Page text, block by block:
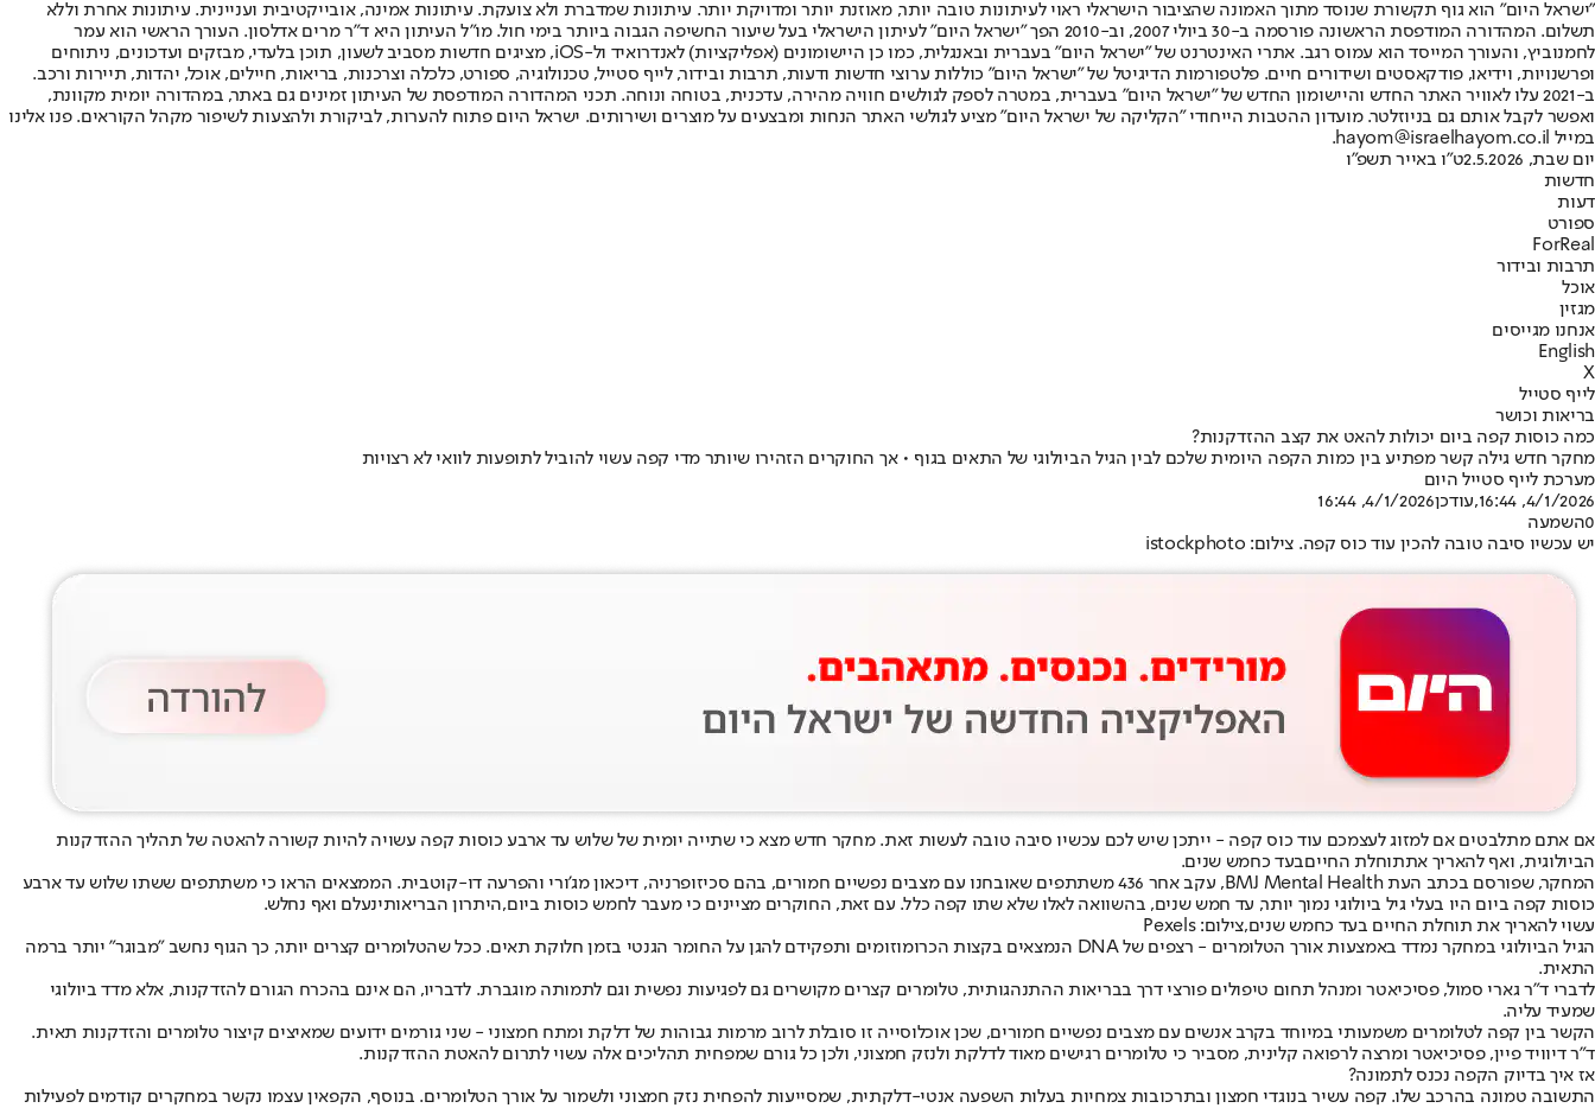
"ישראל היום" הוא גוף תקשורת שנוסד מתוך האמונה שהציבור הישראלי ראוי לעיתונות טובה יותר, מאוזנת יותר ומדויקת יותר. עיתונות שמדברת ולא צועקת. עיתונות אמינה, אובייקטיבית ועניינית. עיתונות אחרת וללא
תשלום. המהדורה המודפסת הראשונה פורסמה ב-30 ביולי 2007, וב-2010 הפך "ישראל היום" לעיתון הישראלי בעל שיעור החשיפה הגבוה ביותר בימי חול. מו"ל העיתון היא ד"ר מרים אדלסון. העורך הראשי הוא עמר
לחמנוביץ, והעורך המייסד הוא עמוס רגב. אתרי האינטרנט של "ישראל היום" בעברית ובאנגלית, כמו כן היישומונים (אפליקציות) לאנדרואיד ול-iOS, מציגים חדשות מסביב לשעון, תוכן בלעדי, מבזקים ועדכונים, ניתוחים
ופרשנויות, וידיאו, פודקאסטים ושידורים חיים. פלטפורמות הדיגיטל של "ישראל היום" כוללות ערוצי חדשות ודעות, תרבות ובידור, לייף סטייל, טכנולוגיה, ספורט, כלכלה וצרכנות, בריאות, חיילים, אוכל, יהדות, תיירות ורכב.
ב-2021 עלו לאוויר האתר החדש והיישומון החדש של "ישראל היום" בעברית, במטרה לספק לגולשים חוויה מהירה, עדכנית, בטוחה ונוחה. תכני המהדורה המודפסת של העיתון זמינים גם באתר, במהדורה יומית מקוונת,
ואפשר לקבל אותם גם בניוזלטר. מועדון ההטבות הייחודי "הקליקה של ישראל היום" מציע לגולשי האתר הנחות ומבצעים על מוצרים ושירותים. ישראל היום פתוח להערות, לביקורת ולהצעות לשיפור מקהל הקוראים. פנו אלינו
במייל hayom@israelhayom.co.il.
יום שבת, 2.5.2026
ט"ו באייר תשפ"ו
חדשות
דעות
ספורט
ForReal
תרבות ובידור
אוכל
מגזין
אנחנו מגייסים
English
X
לייף סטייל
בריאות וכושר
כמה כוסות קפה ביום יכולות להאט את קצב ההזדקנות?
מחקר חדש גילה קשר מפתיע בין כמות הקפה היומית שלכם לבין הגיל הביולוגי של התאים בגוף • אך החוקרים הזהירו שיותר מדי קפה עשוי להוביל לתופעות לוואי לא רצויות
מערכת לייף סטייל היום
4/1/2026, 16:44
,עודכן4/1/2026, 16:44
0השמעה
יש עכשיו סיבה טובה להכין עוד כוס קפה. צילום: istockphoto
אם אתם מתלבטים אם למזוג לעצמכם עוד כוס קפה - ייתכן שיש לכם עכשיו סיבה טובה לעשות זאת. מחקר חדש מצא כי שתייה יומית של שלוש עד ארבע כוסות קפה עשויה להיות קשורה להאטה של תהליך ההזדקנות
הביולוגית, ואף להאריך אתתוחלת החייםבעד כחמש שנים.
המחקר, שפורסם בכתב העת BMJ Mental Health, עקב אחר 436 משתתפים שאובחנו עם מצבים נפשיים חמורים, בהם סכיזופרניה, דיכאון מג’ורי והפרעה דו-קוטבית. הממצאים הראו כי משתתפים ששתו שלוש עד ארבע
כוסות קפה ביום היו בעלי גיל ביולוגי נמוך יותר, עד חמש שנים, בהשוואה לאלו שלא שתו קפה כלל. עם זאת, החוקרים מציינים כי מעבר לחמש כוסות ביום,היתרון הבריאותינעלם ואף נחלש.
עשוי להאריך את תוחלת החיים בעד כחמש שנים,צילום: Pexels
הגיל הביולוגי במחקר נמדד באמצעות אורך הטלומרים - רצפים של DNA הנמצאים בקצות הכרומוזומים ותפקידם להגן על החומר הגנטי בזמן חלוקת תאים. ככל שהטלומרים קצרים יותר, כך הגוף נחשב "מבוגר" יותר ברמה
התאית.
לדברי ד”ר גארי סמול, פסיכיאטר ומנהל תחום טיפולים פורצי דרך בבריאות ההתנהגותית, טלומרים קצרים מקושרים גם לפגיעות נפשית וגם לתמותה מוגברת. לדבריו, הם אינם בהכרח הגורם להזדקנות, אלא מדד ביולוגי
שמעיד עליה.
הקשר בין קפה לטלומרים משמעותי במיוחד בקרב אנשים עם מצבים נפשיים חמורים, שכן אוכלוסייה זו סובלת לרוב מרמות גבוהות של דלקת ומתח חמצוני - שני גורמים ידועים שמאיצים קיצור טלומרים והזדקנות תאית.
ד”ר דיוויד פיין, פסיכיאטר ומרצה לרפואה קלינית, מסביר כי טלומרים רגישים מאוד לדלקת ולנזק חמצוני, ולכן כל גורם שמפחית תהליכים אלה עשוי לתרום להאטת ההזדקנות.
אז איך בדיוק הקפה נכנס לתמונה?
התשובה טמונה בהרכב שלו. קפה עשיר בנוגדי חמצון ובתרכובות צמחיות בעלות השפעה אנטי-דלקתית, שמסייעות להפחית נזק חמצוני ולשמור על אורך הטלומרים. בנוסף, הקפאין עצמו נקשר במחקרים קודמים לפעילות